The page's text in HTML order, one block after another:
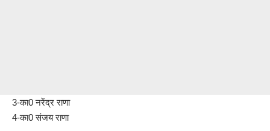
3-का0 नरेंद्र राणा
4-का0 संजय राणा